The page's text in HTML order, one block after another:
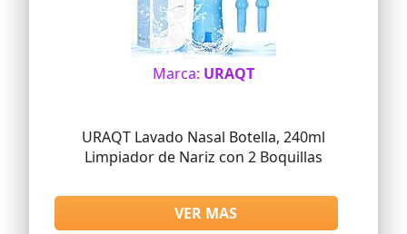
Marca: URAQT
URAQT Lavado Nasal Botella, 240ml
Limpiador de Nariz con 2 Boquillas
VER MAS